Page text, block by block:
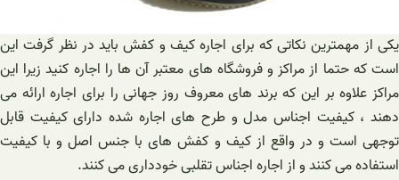
یکی از مهمترین نکاتی که برای اجاره کیف و کفش باید در نظر گرفت این
است که حتما از مراکز و فروشگاه های معتبر آن ها را اجاره کنید زیرا این
مراکز علاوه بر این که برند های معروف روز جهانی را برای اجاره ارائه می
دهند ، کیفیت اجناس مدل و طرح های اجاره شده دارای کیفیت قابل
توجهی است و در واقع از کیف و کفش های با جنس اصل و با کیفیت
استفاده می کنند و از اجاره اجناس تقلبی خودداری می کنند.